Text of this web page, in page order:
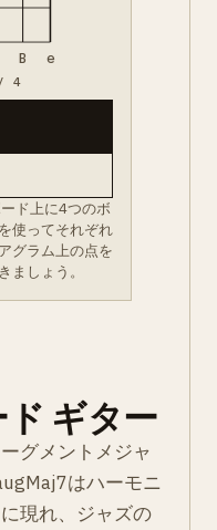
B e
/ 4
ド上に4つのボ
使ってそれぞれ
グラム上の点を
ましょう。
ギター
グメントメジャ
はハーモニ
現れ、ジャズの